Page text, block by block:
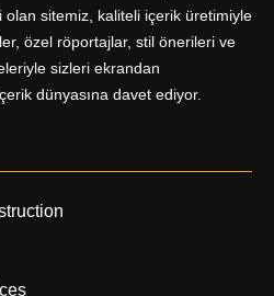
sitemiz, kaliteli içerik üretimiyle
özel röportajlar, stil önerileri ve
sizleri ekrandan
dünyasına davet ediyor.